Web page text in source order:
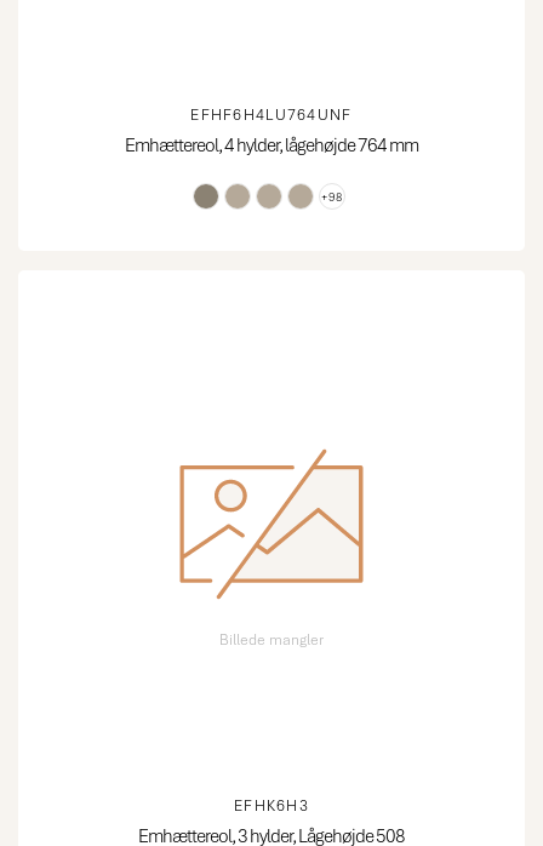
EFHF6H4LU764UNF
Emhættereol, 4 hylder, lågehøjde 764 mm
+98
Billede mangler
EFHK6H3
Emhættereol, 3 hylder, Lågehøjde 508